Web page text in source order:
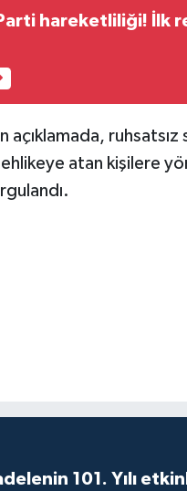
hareketliliği! İlk
ruhsatsız
atan kişilere
101. Yılı